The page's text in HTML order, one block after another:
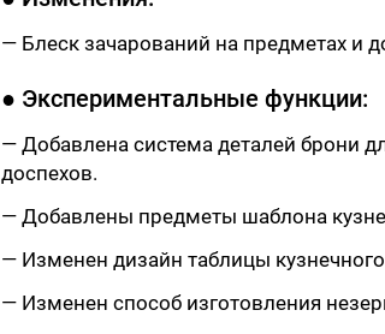
— Блеск зачарований на предметах и
● Экспериментальные функции:
— Добавлена система деталей брони
доспехов.
— Добавлены предметы шаблона
— Изменен дизайн таблицы кузнечного
— Изменен способ изготовления